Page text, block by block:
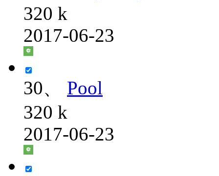
320 k
2017-06-23
30、
Pool
320 k
2017-06-23